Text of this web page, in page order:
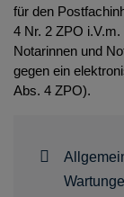
für den
4 Nr. 2 ZPO
Notarinnen und
gegen ein
Abs. 4 ZPO).